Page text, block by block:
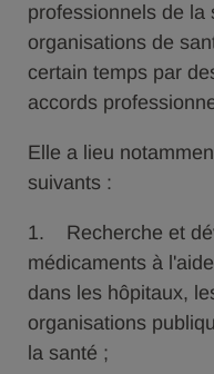
professionnels de la
organisations de
certain temps par
accords
Elle a lieu
suivants :
1. Recherche et
médicaments à
dans les hôpitaux,
organisations
la santé ;